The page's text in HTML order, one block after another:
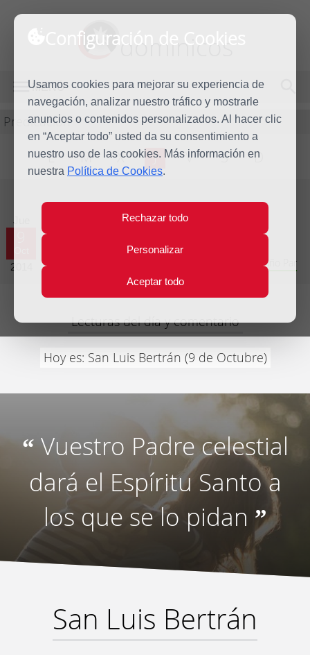
Configuración de Cookies
Usamos cookies para mejorar su experiencia de
navegación, analizar nuestro tráfico y mostrarle
anuncios o contenidos personalizados. Al hacer clic
en “Aceptar todo” usted da su consentimiento a
nuestro uso de las cookies. Más información en
nuestra Política de Cookies.
Rechazar todo
Personalizar
Aceptar todo
dominicos
MENÚ
Predicación
L M X J V S D
Jue
2014
Evangelio del día
Vigésimo séptima semana del Tiempo Ordinario - Año Par
Lecturas del día y comentario
Hoy es: San Luis Bertrán (9 de Octubre)
“ Vuestro Padre celestial
dará el Espíritu Santo a
los que se lo pidan ”
San Luis Bertrán